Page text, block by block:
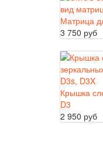
Матрица
3 750 руб
Крышка
D3
2 950 руб